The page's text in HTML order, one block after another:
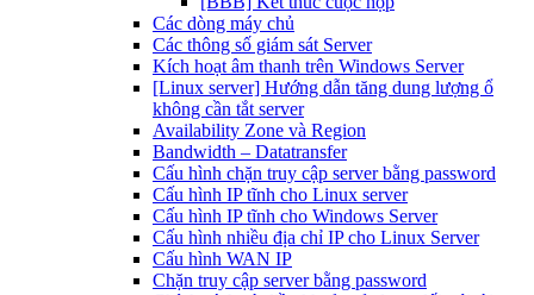
Các dòng máy chủ
Các thông số giám sát Server
Kích hoạt âm thanh trên Windows Server
[Linux server] Hướng dẫn tăng dung lượng ổ
không cần tắt server
Availability Zone và Region
Bandwidth – Datatransfer
Cấu hình chặn truy cập server bằng password
Cấu hình IP tĩnh cho Linux server
Cấu hình IP tĩnh cho Windows Server
Cấu hình nhiều địa chỉ IP cho Linux Server
Cấu hình WAN IP
Chặn truy cập server bằng password